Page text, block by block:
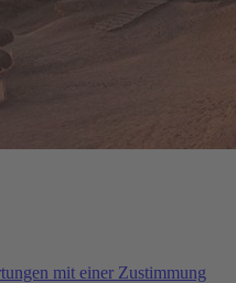
mit einer Zustimmung